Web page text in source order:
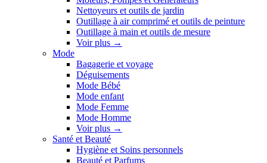
Nettoyeurs et outils de jardin
Outillage à air comprimé et outils de peinture
Outillage à main et outils de mesure
Voir plus →
Mode
Bagagerie et voyage
Déguisements
Mode Bébé
Mode enfant
Mode Femme
Mode Homme
Voir plus →
Santé et Beauté
Hygiène et Soins personnels
Beauté et Parfums